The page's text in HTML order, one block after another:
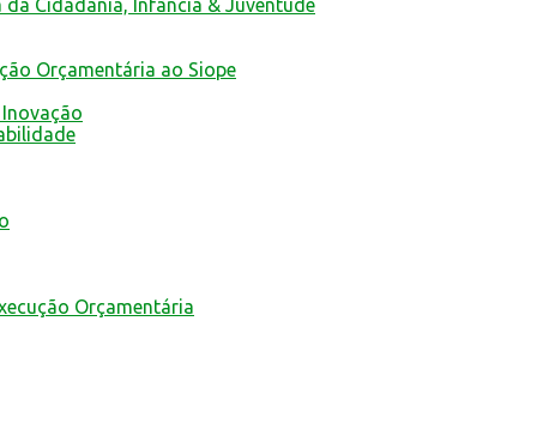
Cidadania, Infância & Juventude
Orçamentária ao Siope
Orçamentária